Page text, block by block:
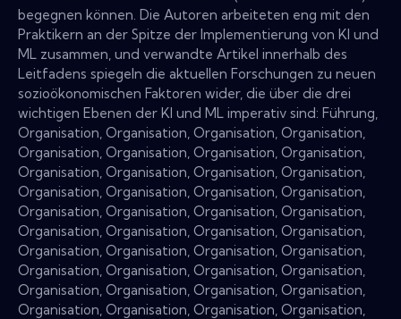
begegnen können. Die Autoren arbeiteten eng mit den
Praktikern an der Spitze der Implementierung von KI und
ML zusammen, und verwandte Artikel innerhalb des
Leitfadens spiegeln die aktuellen Forschungen zu neuen
sozioökonomischen Faktoren wider, die über die drei
wichtigen Ebenen der KI und ML imperativ sind: Führung,
Organisation, Organisation, Organisation, Organisation,
Organisation, Organisation, Organisation, Organisation,
Organisation, Organisation, Organisation, Organisation,
Organisation, Organisation, Organisation, Organisation,
Organisation, Organisation, Organisation, Organisation,
Organisation, Organisation, Organisation, Organisation,
Organisation, Organisation, Organisation, Organisation,
Organisation, Organisation, Organisation, Organisation,
Organisation, Organisation, Organisation, Organisation,
Organisation, Organisation, Organisation, Organisation,